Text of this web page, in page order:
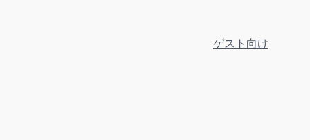
ゲスト向け